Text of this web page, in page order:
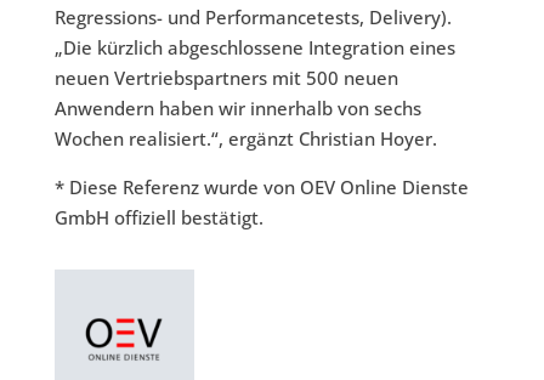
Regressions- und Performancetests, Delivery).
„Die kürzlich abgeschlossene Integration eines
neuen Vertriebspartners mit 500 neuen
Anwendern haben wir innerhalb von sechs
Wochen realisiert.“, ergänzt Christian Hoyer.
* Diese Referenz wurde von OEV Online Dienste
GmbH offiziell bestätigt.